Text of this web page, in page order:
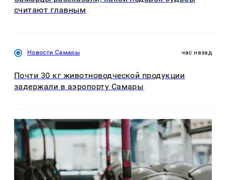
считают главным
Новости Самары час назад
Почти 30 кг животноводческой продукции
задержали в аэропорту Самары